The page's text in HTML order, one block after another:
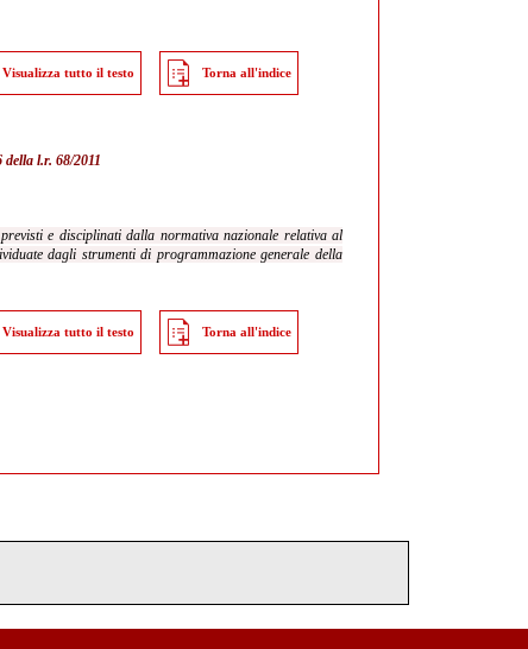
Visualizza tutto il testo Torna all'indice
della l.r. 68/2011
e disciplinati dalla normativa nazionale relativa al
dagli strumenti di programmazione generale della
Visualizza tutto il testo Torna all'indice